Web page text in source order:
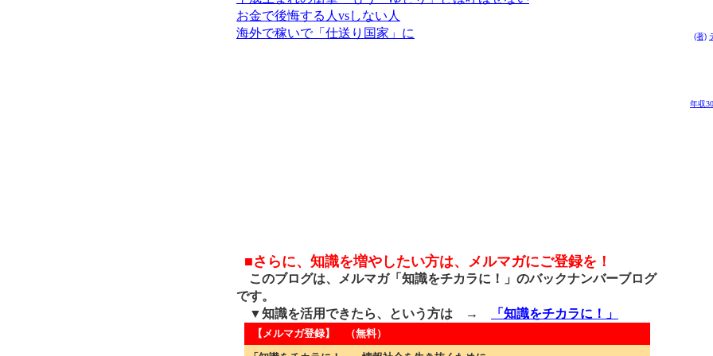
お金で後悔する人vsしない人
海外で稼いで「仕送り国家」に
■さらに、知識を増やしたい方は、メルマガにご登録を！
このブログは、メルマガ「知識をチカラに！」のバックナンバーブログ
です。
▼知識を活用できたら、という方は →
「知識をチカラに！」
【メルマガ登録】 （無料）
(著)
年収